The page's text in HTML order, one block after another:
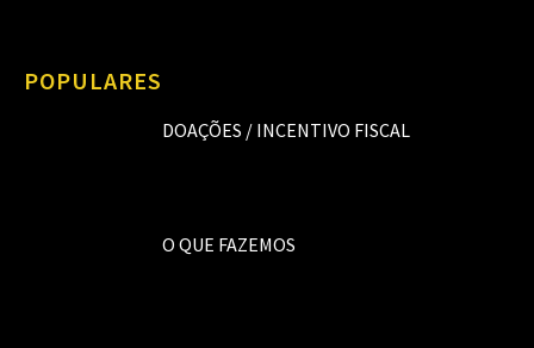
POPULARES
DOAÇÕES / INCENTIVO FISCAL
O QUE FAZEMOS